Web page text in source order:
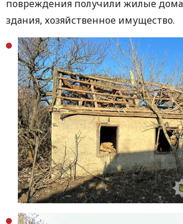
повреждения получили жилые
здания, хозяйственное имущество.